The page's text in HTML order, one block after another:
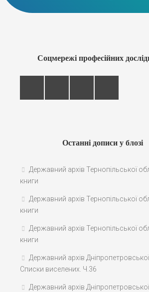
Соцмережі професійних
Останні дописи у блозі
Державний архів Тернопільської
книги
Державний архів Тернопільської
книги
Державний архів Тернопільської
книги
Державний архів
Списки виселених. Ч.36
Державний архів